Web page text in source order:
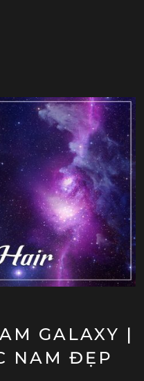
GALAXY |
NAM ĐẸP